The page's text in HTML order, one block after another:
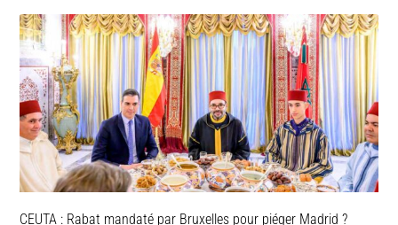
CEUTA : Rabat mandaté par Bruxelles pour piéger Madrid ?